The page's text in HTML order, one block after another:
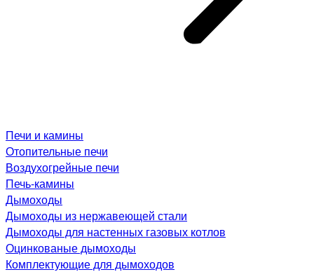
Печи и камины
Отопительные печи
Воздухогрейные печи
Печь-камины
Дымоходы
Дымоходы из нержавеющей стали
Дымоходы для настенных газовых котлов
Оцинкованые дымоходы
Комплектующие для дымоходов